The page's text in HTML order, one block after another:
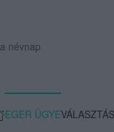
névnap
EGER ÜGYE